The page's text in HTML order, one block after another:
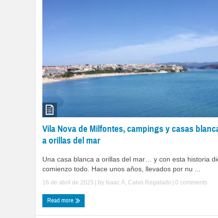
Vila Nova de Milfontes, campings y casas
a orillas del mar
Una casa blanca a orillas del mar… y con esta historia
comienzo todo. Hace unos años, llevados por nu ...
16 de abril de 2025 | by Isaac Á, Calvo Regalado 0 comments
Read more